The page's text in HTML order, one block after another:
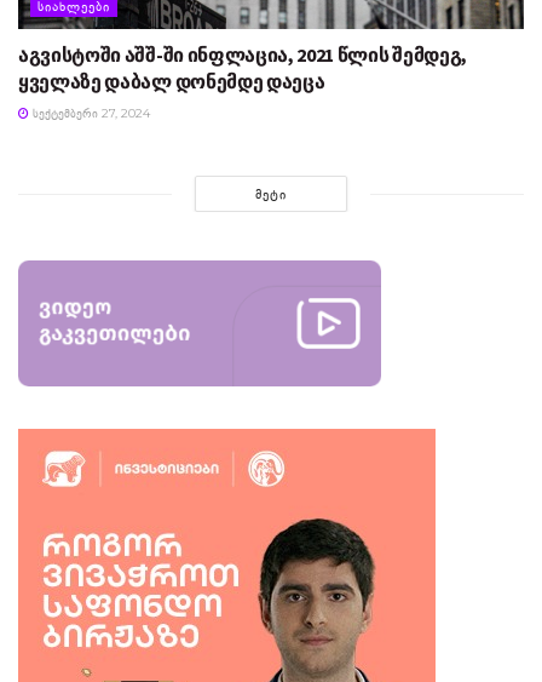
ᲡᲘᲐᲮᲚᲔᲔᲑᲘ
აგვისტოში აშშ-ში ინფლაცია, 2021 წლის შემდეგ,
ყველაზე დაბალ დონემდე დაეცა
ᲡᲔᲥᲢᲔᲛᲑᲔᲠᲘ 27, 2024
ᲛᲔᲢᲘ